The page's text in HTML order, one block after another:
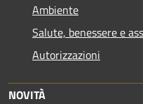
Ambiente
Salute, benessere e
Autorizzazioni
NOVITÀ